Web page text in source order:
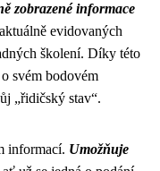
zobrazené informace
evidovaných
školení. Díky této
svém bodovém
„řidičský stav“.
informací. Umožňuje